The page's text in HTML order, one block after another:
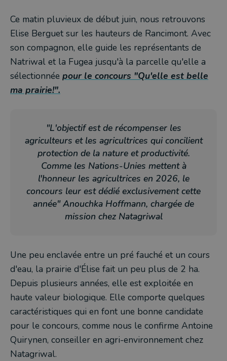
Ce matin pluvieux de début juin, nous retrouvons
Elise Berguet sur les hauteurs de Rancimont. Avec
son compagnon, elle guide les représentants de
Natriwal et la Fugea jusqu'à la parcelle qu'elle a
sélectionnée pour le concours "Qu'elle est belle
ma prairie!".
"L'objectif est de récompenser les
agriculteurs et les agricultrices qui concilient
protection de la nature et productivité.
Comme les Nations-Unies mettent à
l'honneur les agricultrices en 2026, le
concours leur est dédié exclusivement cette
année" Anouchka Hoffmann, chargée de
mission chez Natagriwal
Une peu enclavée entre un pré fauché et un cours
d'eau, la prairie d'Élise fait un peu plus de 2 ha.
Depuis plusieurs années, elle est exploitée en
haute valeur biologique. Elle comporte quelques
caractéristiques qui en font une bonne candidate
pour le concours, comme nous le confirme Antoine
Quirynen, conseiller en agri-environnement chez
Natagriwal.